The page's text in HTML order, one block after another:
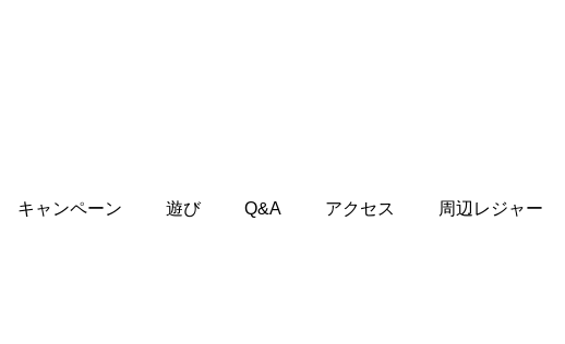
キャンペーン 遊び Q&A アクセス 周辺レジャー